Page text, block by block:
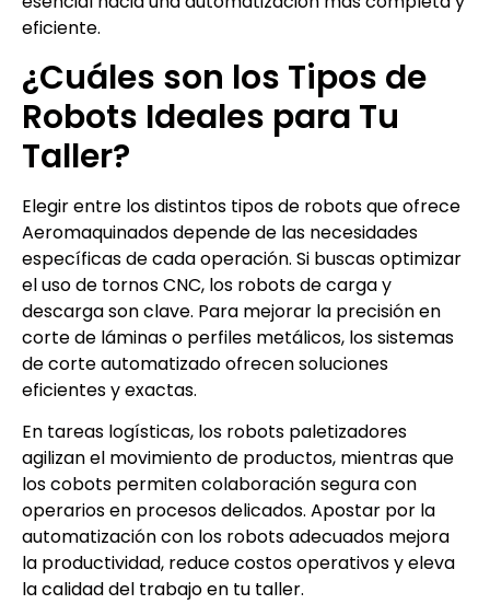
eficiente.
¿Cuáles son los Tipos de
Robots Ideales para Tu
Taller?
Elegir entre los distintos tipos de robots que ofrece
Aeromaquinados depende de las necesidades
específicas de cada operación. Si buscas optimizar
el uso de tornos CNC, los robots de carga y
descarga son clave. Para mejorar la precisión en
corte de láminas o perfiles metálicos, los sistemas
de corte automatizado ofrecen soluciones
eficientes y exactas.
En tareas logísticas, los robots paletizadores
agilizan el movimiento de productos, mientras que
los cobots permiten colaboración segura con
operarios en procesos delicados. Apostar por la
automatización con los robots adecuados mejora
la productividad, reduce costos operativos y eleva
la calidad del trabajo en tu taller.